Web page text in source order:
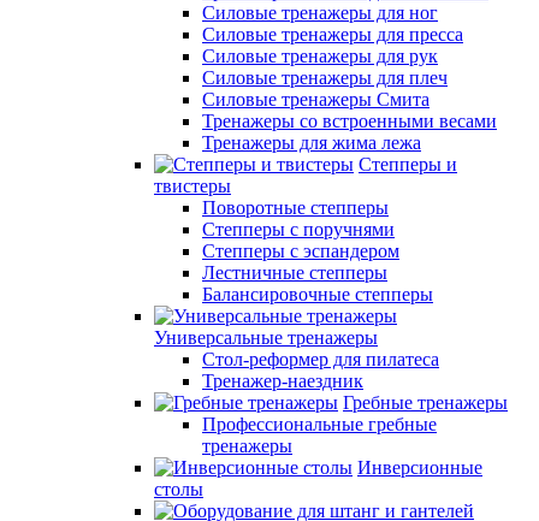
Силовые тренажеры для ног
Силовые тренажеры для пресса
Силовые тренажеры для рук
Силовые тренажеры для плеч
Силовые тренажеры Смита
Тренажеры со встроенными весами
Тренажеры для жима лежа
Степперы и
твистеры
Поворотные степперы
Степперы с поручнями
Степперы с эспандером
Лестничные степперы
Балансировочные степперы
Универсальные тренажеры
Стол-реформер для пилатеса
Тренажер-наездник
Гребные тренажеры
Профессиональные гребные
тренажеры
Инверсионные
столы